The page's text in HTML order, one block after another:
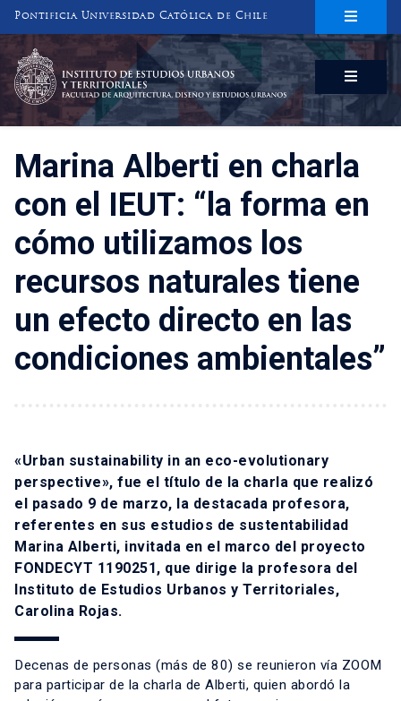
Pontificia Universidad Católica de Chile
INSTITUTO DE ESTUDIOS URBANOS
Y TERRITORIALES
FACULTAD DE ARQUITECTURA, DISEÑO Y ESTUDIOS URBANOS
Marina Alberti en charla
con el IEUT: “la forma en
cómo utilizamos los
recursos naturales tiene
un efecto directo en las
condiciones ambientales”
«Urban sustainability in an eco-evolutionary
perspective», fue el título de la charla que realizó
el pasado 9 de marzo, la destacada profesora,
referentes en sus estudios de sustentabilidad
Marina Alberti, invitada en el marco del proyecto
FONDECYT 1190251, que dirige la profesora del
Instituto de Estudios Urbanos y Territoriales,
Carolina Rojas.
Decenas de personas (más de 80) se reunieron vía ZOOM
para participar de la charla de Alberti, quien abordó la